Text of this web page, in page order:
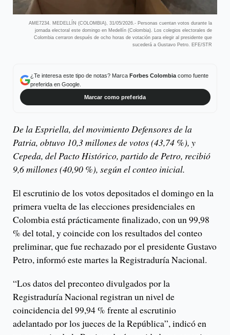
AME7234. MEDELLÍN (COLOMBIA), 31/05/2026.- Personas cuentan votos durante la
jornada electoral este domingo en Medellín (Colombia). Los colegios electorales de
Colombia cerraron después de ocho horas de votación para elegir al presidente que
sucederá a Gustavo Petro. EFE/STR
¿Te interesa este tipo de notas? Marca Forbes Colombiacomo fuente
preferida en Google.
Marcar como preferida
De la Espriella, del movimiento Defensores de la
Patria, obtuvo 10,3 millones de votos (43,74 %), y
Cepeda, del Pacto Histórico, partido de Petro, recibió
9,6 millones (40,90 %), según el conteo inicial.
El escrutinio de los votos depositados el domingo en la
primera vuelta de las elecciones presidenciales en
Colombia está prácticamente finalizado, con un 99,98
% del total, y coincide con los resultados del conteo
preliminar, que fue rechazado por el presidente Gustavo
Petro, informó este martes la Registraduría Nacional.
“Los datos del preconteo divulgados por la
Registraduría Nacional registran un nivel de
coincidencia del 99,94 % frente al escrutinio
adelantado por los jueces de la República”, indicó en